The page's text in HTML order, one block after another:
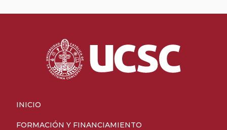
INICIO
FORMACIÓN Y FINANCIAMIENTO